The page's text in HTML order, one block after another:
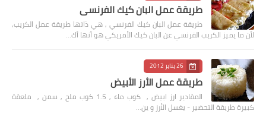
طريقة عمل البان كيك الفرنسي
طريقة عمل البان كيك الفرنسي , هي ذاتها طريقة عمل الكريب,
لأن ما يميز الكريب الفرنسي عن البان كيك الأمريكي هو أنها أك…
26 يناير 2012
طريقة عمل الأرز الأبيض
المقادير ارز ابيض , كوب ماء , 1.5 كوب ملح , سمن , ملعقة
كبيرة طريقة التحضير - يغسل الأرز و ين…